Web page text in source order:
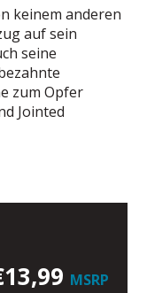
keinem anderen
auf sein
seine
zum Opfer
Jointed
MSRP